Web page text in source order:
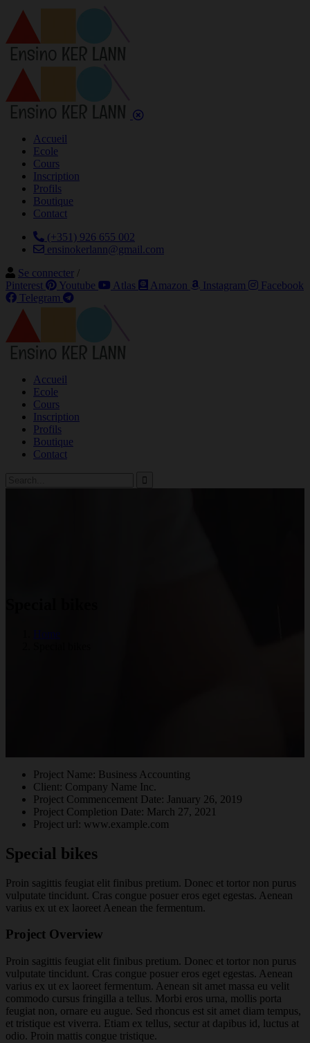
Accueil
Ecole
Cours
Inscription
Profils
Boutique
Contact
(+351) 926 655 002
ensinokerlann@gmail.com
Se connecter /
Pinterest
Youtube Atlas Amazon Instagram
Facebook
Telegram
Accueil
Ecole
Cours
Inscription
Profils
Boutique
Contact
Home
Project Name: Business Accounting
Client: Company Name Inc.
Project Commencement Date: January 26, 2019
Project Completion Date: March 27, 2021
Project url: www.example.com
Special bikes
Proin sagittis feugiat elit finibus pretium. Donec et tortor non purus
vulputate tincidunt. Cras congue posuer eros eget egestas. Aenean
varius ex ut ex laoreet Aenean the fermentum.
Project Overview
Proin sagittis feugiat elit finibus pretium. Donec et tortor non purus
vulputate tincidunt. Cras congue posuer eros eget egestas. Aenean
varius ex ut ex laoreet fermentum. Aenean sit amet massa eu velit
commodo cursus fringilla a tellus. Morbi eros urna, mollis porta
feugiat non, ornare eu augue. Sed rhoncus est sit amet diam tempus,
et tristique est viverra. Etiam ex tellus, sectur at dapibus id, luctus at
odio. Proin mattis congue tristique.